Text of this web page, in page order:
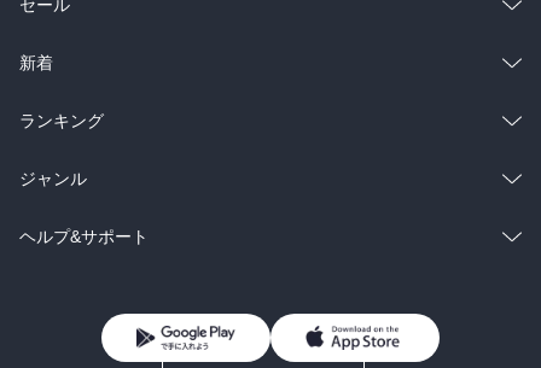
総合
ラノベ
雑誌・グラビア
BL・TL
セール
総合
ラノベ
雑誌・グラビア
BL・TL
新着
総合
ラノベ
雑誌・グラビア
ランキング
総合
ラノベ
ジャンル
コミック
ライトノベル 男子向けラノベ
ヘルプ&サポート
よくあるご質問 お問い合わせ